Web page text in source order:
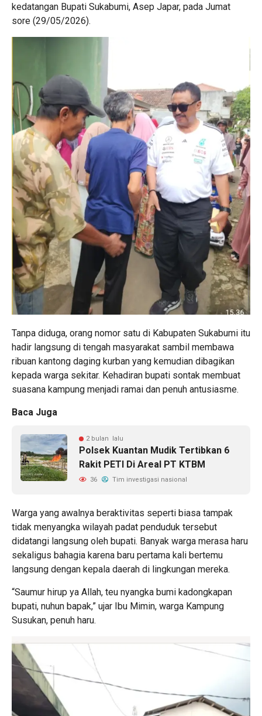
kedatangan Bupati Sukabumi, Asep Japar, pada Jumat
sore (29/05/2026).
Tanpa diduga, orang nomor satu di Kabupaten Sukabumi itu
hadir langsung di tengah masyarakat sambil membawa
ribuan kantong daging kurban yang kemudian dibagikan
kepada warga sekitar. Kehadiran bupati sontak membuat
suasana kampung menjadi ramai dan penuh antusiasme.
Baca Juga
2 bulan lalu
Polsek Kuantan Mudik Tertibkan 6
Rakit PETI Di Areal PT KTBM
36 Tim investigasi nasional
Warga yang awalnya beraktivitas seperti biasa tampak
tidak menyangka wilayah padat penduduk tersebut
didatangi langsung oleh bupati. Banyak warga merasa haru
sekaligus bahagia karena baru pertama kali bertemu
langsung dengan kepala daerah di lingkungan mereka.
“Saumur hirup ya Allah, teu nyangka bumi kadongkapan
bupati, nuhun bapak,” ujar Ibu Mimin, warga Kampung
Susukan, penuh haru.